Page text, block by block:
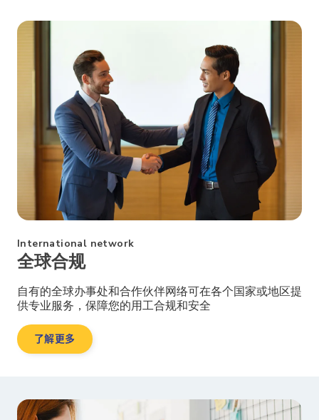
International network
全球合规
自有的全球办事处和合作伙伴网络可在各个国家或地区提
供专业服务，保障您的用工合规和安全
了解更多